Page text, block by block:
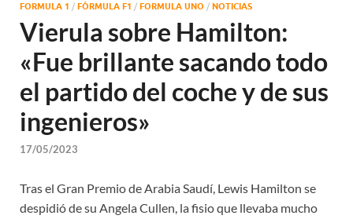
FORMULA 1 / FÓRMULA F1 / FORMULA UNO / NOTICIAS
Vierula sobre Hamilton:
«Fue brillante sacando todo
el partido del coche y de sus
ingenieros»
17/05/2023
Tras el Gran Premio de Arabia Saudí, Lewis Hamilton se
despidió de su Angela Cullen, la fisio que llevaba mucho